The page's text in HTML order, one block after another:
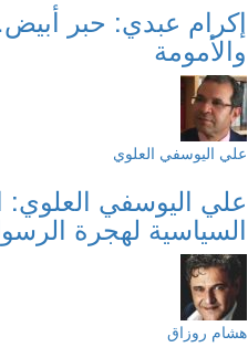
إكرام عبدي: حبر
والأمومة
علي اليوسفي العلوي
علي اليوسفي العلوي:
السياسية لهجرة
هشام روزاق